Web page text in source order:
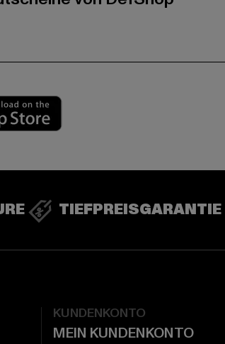
TIEFPREISGARANTIE
KUNDENKONTO
MEIN KUNDENKONTO